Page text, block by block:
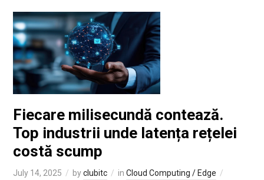
Fiecare milisecundă contează.
Top industrii unde latența rețelei
costă scump
July 14, 2025 byclubitc in Cloud Computing / Edge